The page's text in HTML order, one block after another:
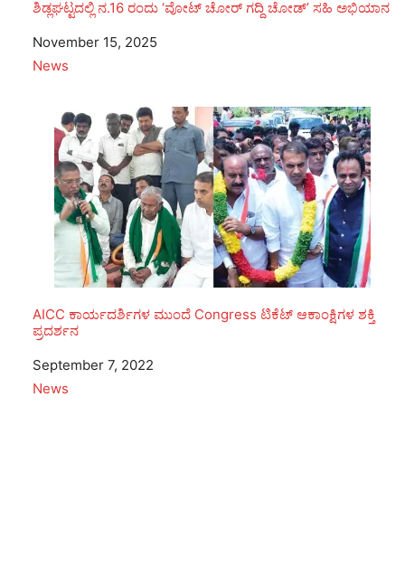
ಶಿಡ್ಲಘಟ್ಟದಲ್ಲಿ ನ.16 ರಂದು ‘ವೋಟ್ ಚೋರ್ ಗದ್ದಿ ಚೋಡ್’ ಸಹಿ ಅಭಿಯಾನ
Date
November 15, 2025
In relation to
News
AICC ಕಾರ್ಯದರ್ಶಿಗಳ ಮುಂದೆ Congress ಟಿಕೆಟ್ ಆಕಾಂಕ್ಷಿಗಳ ಶಕ್ತಿ
ಪ್ರದರ್ಶನ
Date
September 7, 2022
In relation to
News